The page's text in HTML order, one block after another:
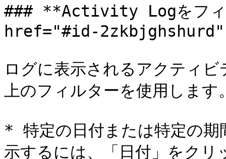
### **Activity Logをフィ
href="#id-
ログに表示されるアクティ
上のフィルターを使用します
* 特定の日付または特定の期
示するには、「日付」をク